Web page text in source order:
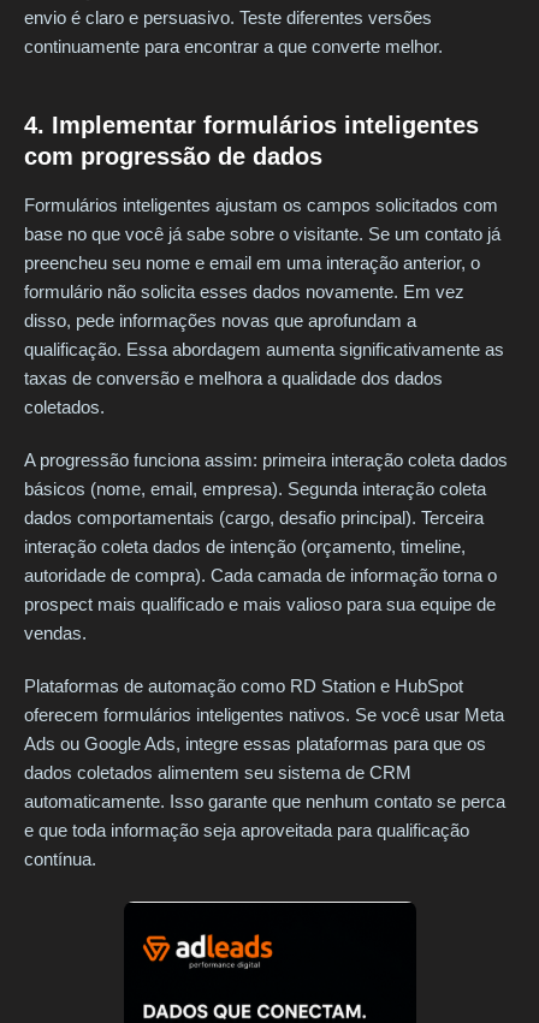
envio é claro e persuasivo. Teste diferentes versões
continuamente para encontrar a que converte melhor.
4. Implementar formulários inteligentes
com progressão de dados
Formulários inteligentes ajustam os campos solicitados com
base no que você já sabe sobre o visitante. Se um contato já
preencheu seu nome e email em uma interação anterior, o
formulário não solicita esses dados novamente. Em vez
disso, pede informações novas que aprofundam a
qualificação. Essa abordagem aumenta significativamente as
taxas de conversão e melhora a qualidade dos dados
coletados.
A progressão funciona assim: primeira interação coleta dados
básicos (nome, email, empresa). Segunda interação coleta
dados comportamentais (cargo, desafio principal). Terceira
interação coleta dados de intenção (orçamento, timeline,
autoridade de compra). Cada camada de informação torna o
prospect mais qualificado e mais valioso para sua equipe de
vendas.
Plataformas de automação como RD Station e HubSpot
oferecem formulários inteligentes nativos. Se você usar Meta
Ads ou Google Ads, integre essas plataformas para que os
dados coletados alimentem seu sistema de CRM
automaticamente. Isso garante que nenhum contato se perca
e que toda informação seja aproveitada para qualificação
contínua.